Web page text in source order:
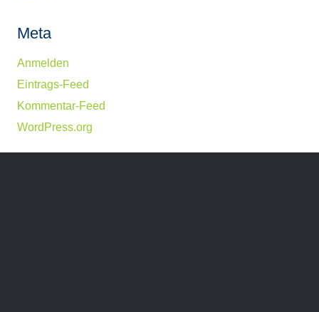
Meta
Anmelden
Eintrags-Feed
Kommentar-Feed
WordPress.org